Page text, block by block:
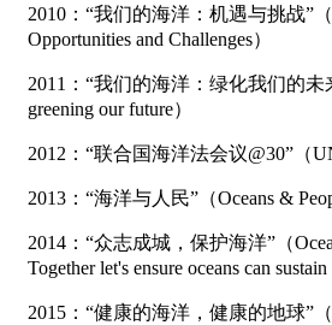
2010：“我们的海洋：机遇与挑战”（
Opportunities and Challenges）
2011：“我们的海洋：绿化我们的未
greening our future）
2012：“联合国海洋法会议@30”（
2013：“海洋与人民”（Oceans &
2014：“众志成城，保护海洋”（
Together let's ensure oceans can
2015：“健康的海洋，健康的地球”（